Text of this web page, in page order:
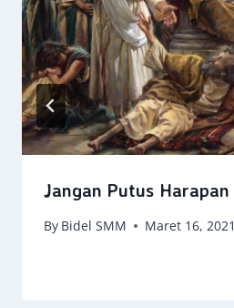
Jangan Putus Harapan
By Bidel SMM Maret 16, 2021